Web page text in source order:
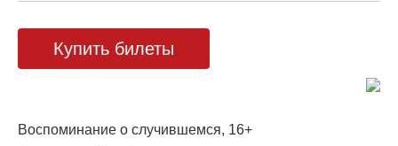
Купить билеты
Воспоминание о случившемся, 16+